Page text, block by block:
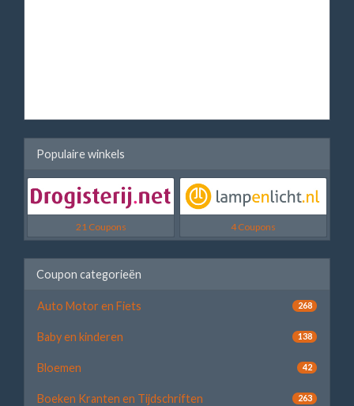
Populaire winkels
21 Coupons 4 Coupons
Coupon categorieën
Auto Motor en Fiets 268
Baby en kinderen 138
Bloemen 42
Boeken Kranten en Tijdschriften 263